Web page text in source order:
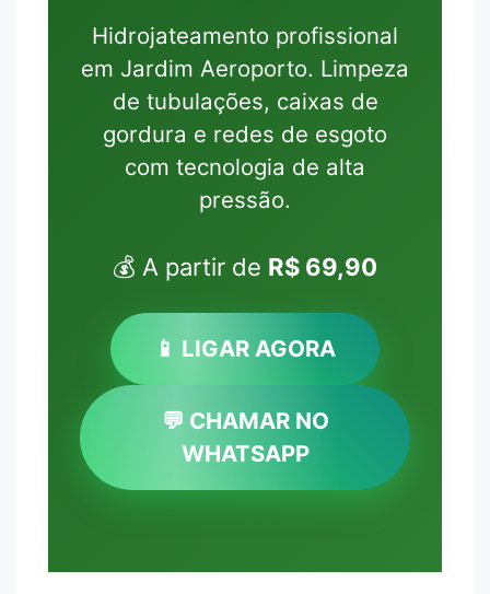
Hidrojateamento profissional
em Jardim Aeroporto. Limpeza
de tubulações, caixas de
gordura e redes de esgoto
com tecnologia de alta
pressão.
💰 A partir de R$ 69,90
📱 LIGAR AGORA
💬 CHAMAR NO
WHATSAPP